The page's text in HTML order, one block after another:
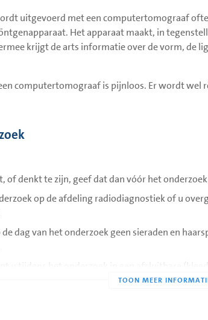
uitgevoerd met een computertomograaf
Het apparaat maakt, in
krijgt de arts informatie over de vorm, de
computertomograaf is pijnloos. Er wordt
of denkt te zijn, geef dat dan vóór het
op de afdeling radiodiagnostiek of u
dag van het onderzoek geen sieraden en
niet nuchter te blijven, u kunt gewoon